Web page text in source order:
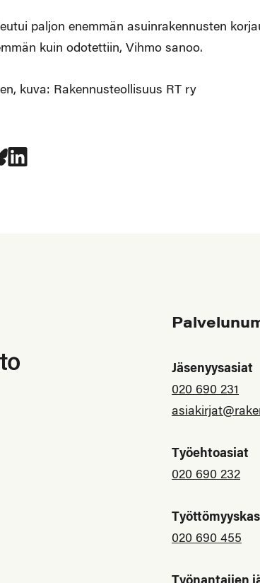
paljon enemmän asuinrakennusten
kuin odotettiin, Vihmo sanoo.
kuva: Rakennusteollisuus RT ry
Facebookissa
Jaa Blueskyssa
Jaa LinkedIn:ssä
Jäsenyysasiat
020 690 231
Työehtoasiat
020 690 232
020 690 455